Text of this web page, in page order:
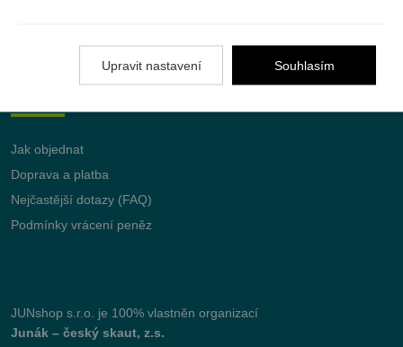
Jak objednat
Doprava a platba
Nejčastější dotazy (FAQ)
Podmínky vrácení peněz
JUNshop s.r.o.
je 100% vlastněn organizací
Junák – český skaut, z.s.
Upravit nastavení Souhlasím